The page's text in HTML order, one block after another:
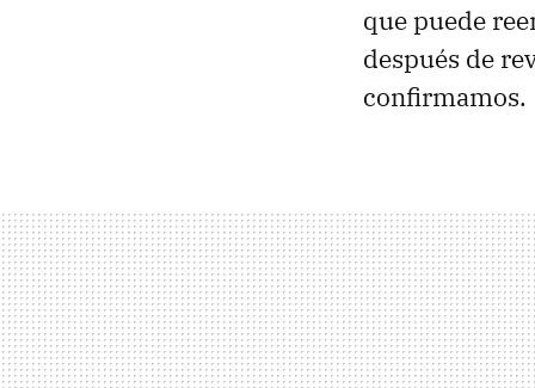
que puede
después de
confirmamos.